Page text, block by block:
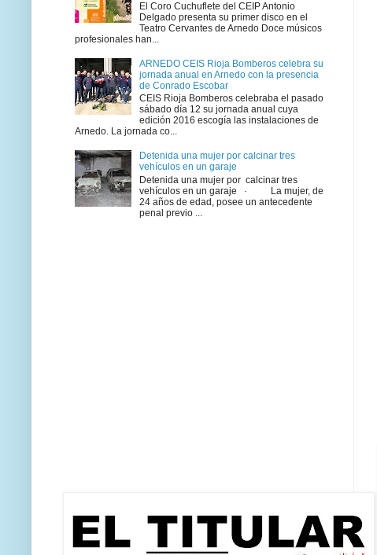
El Coro Cuchuflete del CEIP Antonio
Delgado presenta su primer disco en el
Teatro Cervantes de Arnedo Doce músicos
profesionales han...
ARNEDO CEIS Rioja Bomberos celebra su
jornada anual en Arnedo con la presencia
de Conrado Escobar
CEIS Rioja Bomberos celebraba el pasado
sábado día 12 su jornada anual cuya
edición 2016 escogía las instalaciones de
Arnedo. La jornada co...
Detenida una mujer por calcinar tres
vehículos en un garaje
Detenida una mujer por calcinar tres
vehículos en un garaje · La mujer, de
24 años de edad, posee un antecedente
penal previo ...